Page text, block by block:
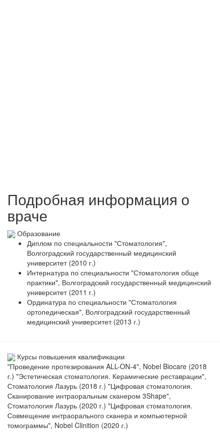
Подробная информация о
враче
Образование
Диплом по специальности "Стоматология",
Волгоградский государственный медицинский
университет (2010 г.)
Интернатура по специальности "Стоматология обще
практики", Волгоградский государственный медицинский
университет (2011 г.)
Ординатура по специальности "Стоматология
ортопедическая", Волгоградский государственный
медицинский университет (2013 г.)
Курсы повышения квалификации
"Проведение протезирования ALL-ON-4", Nobel Biocare (2018
г.) "Эстетическая стоматология. Керамические реставрации",
Стоматология Лазурь (2018 г.) "Цифровая стоматология.
Сканирование интраоральным сканером 3Shape",
Стоматология Лазурь (2020 г.) "Цифровая стоматология.
Совмещение интраорального сканера и компьютерной
томограммы", Nobel Clinition (2020 г.)